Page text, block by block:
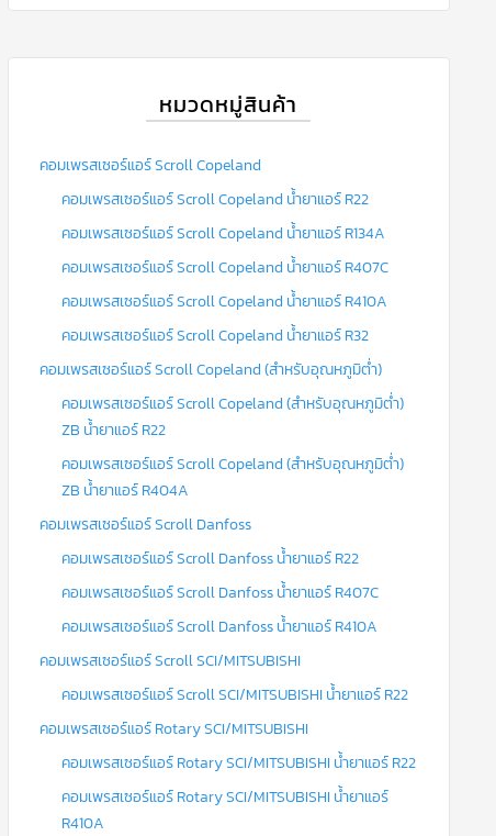
หมวดหมู่สินค้า
คอมเพรสเซอร์แอร์ Scroll Copeland
คอมเพรสเซอร์แอร์ Scroll Copeland น้ำยาแอร์ R22
คอมเพรสเซอร์แอร์ Scroll Copeland น้ำยาแอร์ R134A
คอมเพรสเซอร์แอร์ Scroll Copeland น้ำยาแอร์ R407C
คอมเพรสเซอร์แอร์ Scroll Copeland น้ำยาแอร์ R410A
คอมเพรสเซอร์แอร์ Scroll Copeland น้ำยาแอร์ R32
คอมเพรสเซอร์แอร์ Scroll Copeland (สำหรับอุณหภูมิต่ำ)
คอมเพรสเซอร์แอร์ Scroll Copeland (สำหรับอุณหภูมิต่ำ)
ZB น้ำยาแอร์ R22
คอมเพรสเซอร์แอร์ Scroll Copeland (สำหรับอุณหภูมิต่ำ)
ZB น้ำยาแอร์ R404A
คอมเพรสเซอร์แอร์ Scroll Danfoss
คอมเพรสเซอร์แอร์ Scroll Danfoss น้ำยาแอร์ R22
คอมเพรสเซอร์แอร์ Scroll Danfoss น้ำยาแอร์ R407C
คอมเพรสเซอร์แอร์ Scroll Danfoss น้ำยาแอร์ R410A
คอมเพรสเซอร์แอร์ Scroll SCI/MITSUBISHI
คอมเพรสเซอร์แอร์ Scroll SCI/MITSUBISHI น้ำยาแอร์ R22
คอมเพรสเซอร์แอร์ Rotary SCI/MITSUBISHI
คอมเพรสเซอร์แอร์ Rotary SCI/MITSUBISHI น้ำยาแอร์ R22
คอมเพรสเซอร์แอร์ Rotary SCI/MITSUBISHI น้ำยาแอร์
R410A